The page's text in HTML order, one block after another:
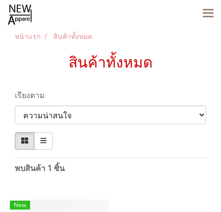
หน้าแรก สินค้าทั้งหมด
สินค้าทั้งหมด
เรียงตาม
พบสินค้า 1 ชิ้น
New